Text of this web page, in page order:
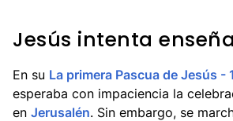
Jesús intenta
En su La primera Pascua de Jesús -
esperaba con impaciencia la
en Jerusalén. Sin embargo, se